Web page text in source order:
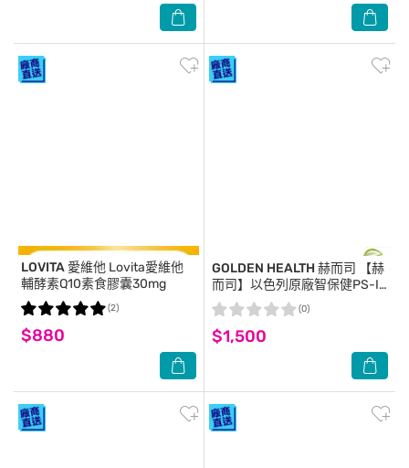
LOVITA 愛維他 Lovita愛維他
輔酵素Q10素食膠囊30mg
$880
(2)
GOLDEN HEALTH 赫而司
【赫
而司】以色列原廠智保健PS-II
植物膠囊(60顆/罐)磷脂醯絲胺
酸PS
$1,500
(0)